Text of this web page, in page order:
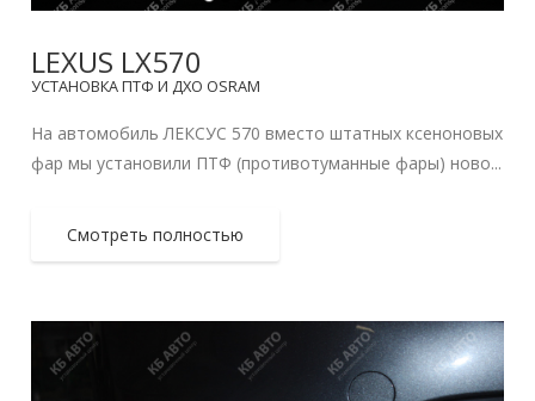
LEXUS LX570
УСТАНОВКА ПТФ И ДХО OSRAM
На автомобиль ЛЕКСУС 570 вместо штатных ксеноновых
фар мы установили ПТФ (противотуманные фары) ново...
Смотреть полностью